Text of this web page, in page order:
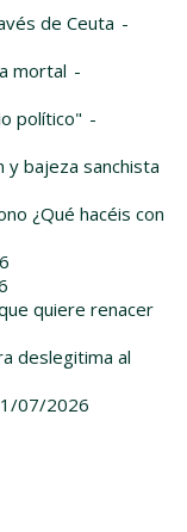
de Ceuta -
mortal -
político" -
bajeza sanchista
¿Qué hacéis con
quiere renacer
deslegitima al
07/2026